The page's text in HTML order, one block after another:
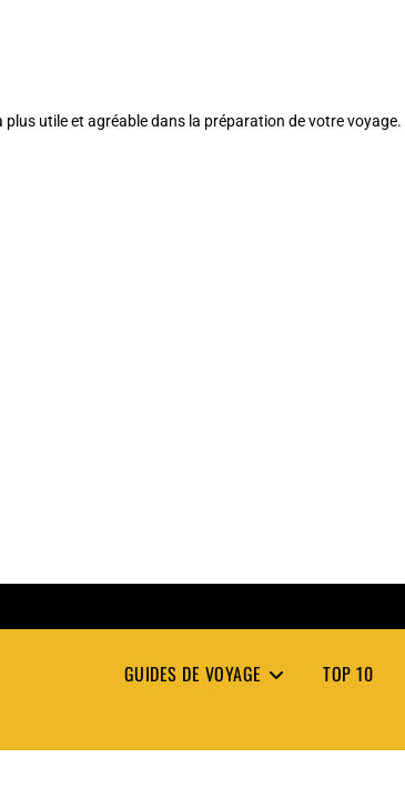
utile et agréable dans la préparation de votre voyage.
GUIDES DE VOYAGE TOP 10